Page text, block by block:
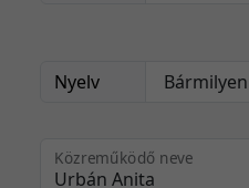
Nyelv
Közreműködő neve